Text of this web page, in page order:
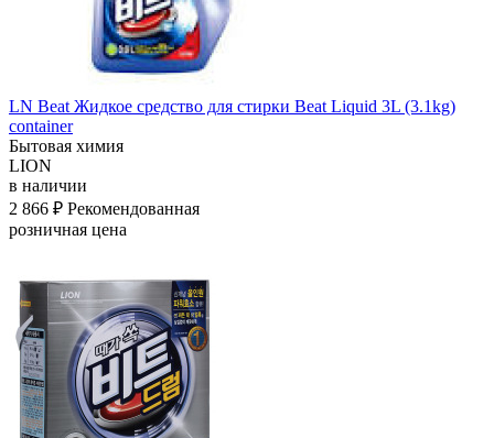
LN Beat Жидкое средство для стирки Beat Liquid 3L (3.1kg)
container
Бытовая химия
LION
в наличии
2 866 ₽ Рекомендованная
розничная цена